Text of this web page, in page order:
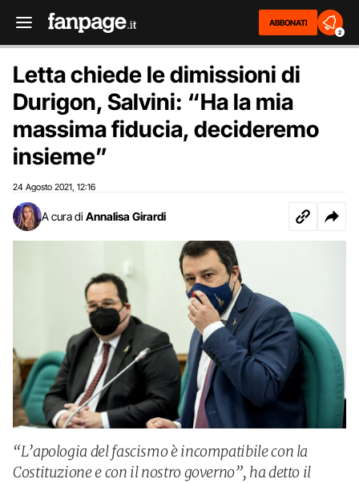
ABBONATI
2
Letta chiede le dimissioni di
Durigon, Salvini: “Ha la mia
massima fiducia, decideremo
insieme”
24 Agosto 2021 12:16
A cura di Annalisa Girardi
“L’apologia del fascismo è incompatibile con la
Costituzione e con il nostro governo”, ha detto il